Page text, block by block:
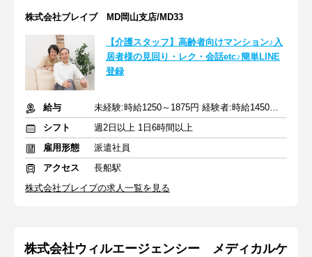
株式会社ブレイブ MD岡山支店/MD33
【介護スタッフ】高齢者向けマンション♪入
居者様の見回り・レク・会話etc♪簡単LINE
登録
給与
未経験:時給1250～1875円 経験者:時給1450～2175円+交通費全額
シフト
週2日以上 1日6時間以上
雇用形態
派遣社員
アクセス
長船駅
株式会社ブレイブの求人一覧を見る
株式会社ウィルエージェンシー メディカルケ